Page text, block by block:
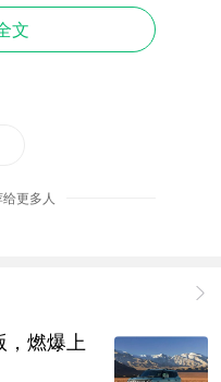
文
更多人
燃爆上